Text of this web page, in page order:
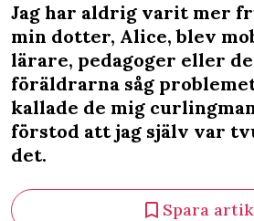
Jag har aldrig varit mer
min dotter, Alice, blev
lärare, pedagoger eller
föräldrarna såg
kallade de mig
förstod att jag själv var
det.
Spara